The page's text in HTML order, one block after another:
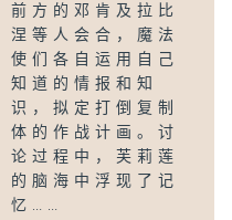
前方的邓肯及拉比
涅等人会合，魔法
使们各自运用自己
知道的情报和知
识，拟定打倒复制
体的作战计画。讨
论过程中，芙莉莲
的脑海中浮现了记
忆……